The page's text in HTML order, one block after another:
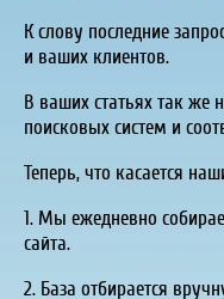
К слову последние
и ваших клиентов.
В ваших статьях так же
поисковых систем и
Теперь, что касается
1. Мы ежедневно
сайта.
2. База отбирается